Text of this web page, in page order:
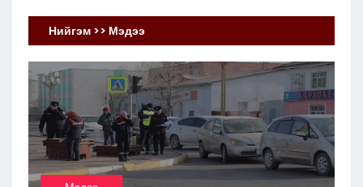
Нийгэм >> Мэдээ